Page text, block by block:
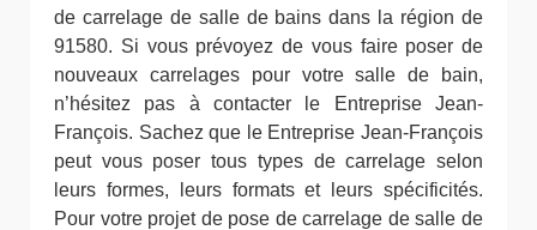
de carrelage de salle de bains dans la région de
91580. Si vous prévoyez de vous faire poser de
nouveaux carrelages pour votre salle de bain,
n’hésitez pas à contacter le Entreprise Jean-
François. Sachez que le Entreprise Jean-François
peut vous poser tous types de carrelage selon
leurs formes, leurs formats et leurs spécificités.
Pour votre projet de pose de carrelage de salle de